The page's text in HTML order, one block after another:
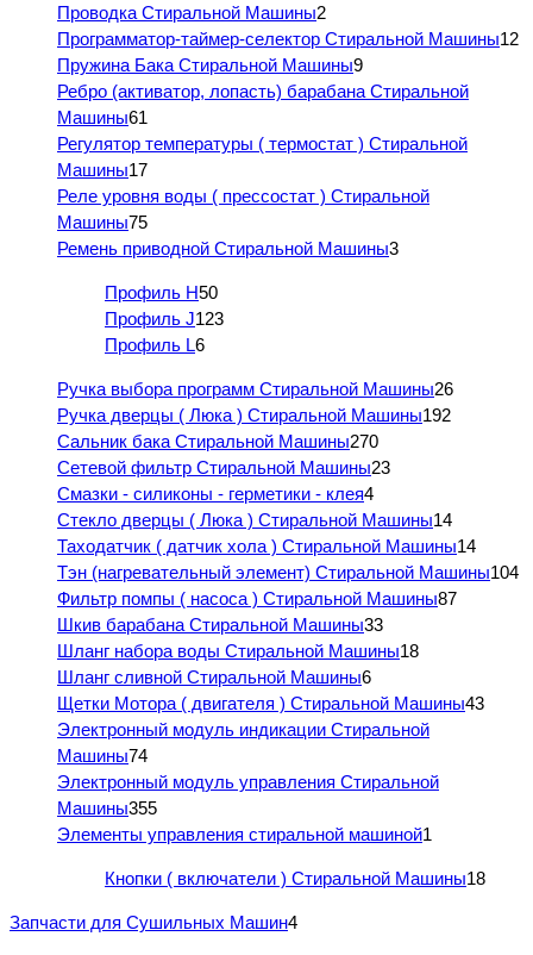
Проводка Стиральной Машины2
Программатор-таймер-селектор Стиральной Машины12
Пружина Бака Стиральной Машины9
Ребро (активатор, лопасть) барабана Стиральной
Машины61
Регулятор температуры ( термостат ) Стиральной
Машины17
Реле уровня воды ( прессостат ) Стиральной
Машины75
Ремень приводной Стиральной Машины3
Профиль H50
Профиль J123
Профиль L6
Ручка выбора программ Стиральной Машины26
Ручка дверцы ( Люка ) Стиральной Машины192
Сальник бака Стиральной Машины270
Сетевой фильтр Стиральной Машины23
Смазки - силиконы - герметики - клея4
Стекло дверцы ( Люка ) Стиральной Машины14
Таходатчик ( датчик хола ) Стиральной Машины14
Тэн (нагревательный элемент) Стиральной Машины104
Фильтр помпы ( насоса ) Стиральной Машины87
Шкив барабана Стиральной Машины33
Шланг набора воды Стиральной Машины18
Шланг сливной Стиральной Машины6
Щетки Мотора ( двигателя ) Стиральной Машины43
Электронный модуль индикации Стиральной
Машины74
Электронный модуль управления Стиральной
Машины355
Элементы управления стиральной машиной1
Кнопки ( включатели ) Стиральной Машины18
Запчасти для Сушильных Машин4